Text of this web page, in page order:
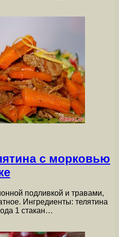
с морковью
подливкой и травами,
Ингредиенты: телятина
1 стакан…